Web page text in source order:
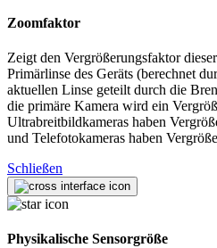
Zoomfaktor
Zeigt den Vergrößerungsfaktor
Primärlinse des Geräts (berechnet
aktuellen Linse geteilt durch die
die primäre Kamera wird ein
Ultrabreitbildkameras haben
und Telefotokameras haben
Schließen
Physikalische Sensorgröße